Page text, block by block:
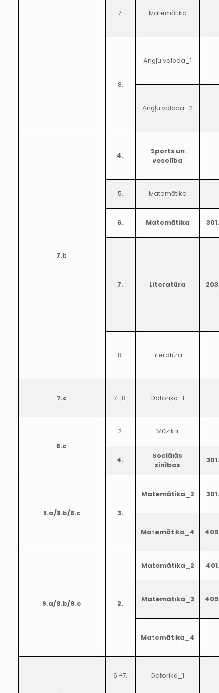
7. Matemātika
8.
Angļu valoda_1
Angļu valoda_2
7.b
4.
Sports un
veselība
5. Matemātika
6. Matemātika 301.
7. Literatūra
8. Literatūra
7.c 7.-8. Datorika_1
8.a
2. Mūzika
4.
Sociālās
zinības
301.
8.a/8.b/8.c 3.
Matemātika_2 301.
Matemātika_4
9.a/9.b/9.c 2.
Matemātika_2
Matemātika_3
Matemātika_4
6.-7. Datorika_1